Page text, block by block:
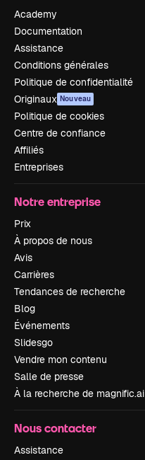
Academy
Documentation
Assistance
Conditions générales
Politique de confidentialité
Originaux Nouveau
Politique de cookies
Centre de confiance
Affiliés
Entreprises
Notre entreprise
Prix
À propos de nous
Avis
Carrières
Tendances de recherche
Blog
Événements
Slidesgo
Vendre mon contenu
Salle de presse
À la recherche de magnific.ai
Nous contacter
Assistance